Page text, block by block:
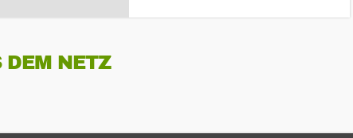
DEM NETZ